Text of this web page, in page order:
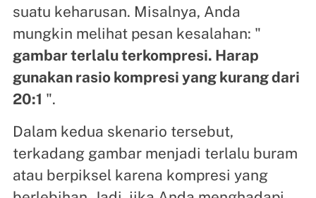
suatu keharusan. Misalnya, Anda
mungkin melihat pesan kesalahan: "
gambar terlalu terkompresi. Harap
gunakan rasio kompresi yang kurang dari
20:1 ".
Dalam kedua skenario tersebut,
terkadang gambar menjadi terlalu buram
atau berpiksel karena kompresi yang